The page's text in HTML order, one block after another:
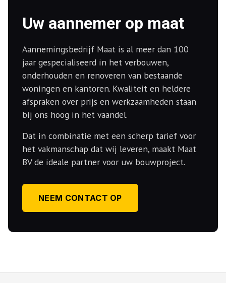
Uw aannemer op maat
Aannemingsbedrijf Maat is al meer dan 100
jaar gespecialiseerd in het verbouwen,
onderhouden en renoveren van bestaande
woningen en kantoren. Kwaliteit en heldere
afspraken over prijs en werkzaamheden staan
bij ons hoog in het vaandel.
Dat in combinatie met een scherp tarief voor
het vakmanschap dat wij leveren, maakt Maat
BV de ideale partner voor uw bouwproject.
NEEM CONTACT OP